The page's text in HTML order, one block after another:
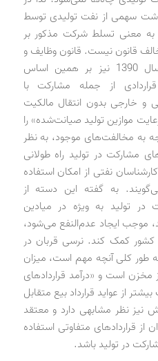
سهمی از نفت تولیدی توسط
به معنی تسلط شرکت مذکور بر
قانون نیست. قانون وظایف و
اختیارات وزارت نفت مصوب سال 1390 نیز بر همین اساس
از جمله مشارکت با
و خارجی بدون انتقال مالکیت
موازین تولید صیانت‌شده» را
به مخالفت‌های موجود، به نظر
مشارکت در تولید راه طولانی
نفتی از امکان استفاده
به گفته این دسته از
در تولید به ویژه در میادین
موجب ایجاد عدم‌النفع می‌شود،
کمک کند. نرسی قربان در
طور کلی آنچه مهم است، میزان
است و «درآمد قراردادهای
از عواید قرارداد بیع متقابل
نظر مشابهی دارد و معتقد
قراردادهای متفاوتی استفاده
در تولید باشد.